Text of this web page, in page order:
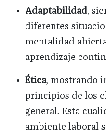
Adaptabilidad,
diferentes
mentalidad
aprendizaje
Ética, mostrando
principios de los
general. Esta
ambiente laboral